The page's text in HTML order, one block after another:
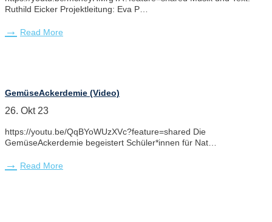
Ruthild Eicker Projektleitung: Eva P…
Read More
GemüseAckerdemie (Video)
26. Okt 23
https://youtu.be/QqBYoWUzXVc?feature=shared Die
GemüseAckerdemie begeistert Schüler*innen für Nat…
Read More